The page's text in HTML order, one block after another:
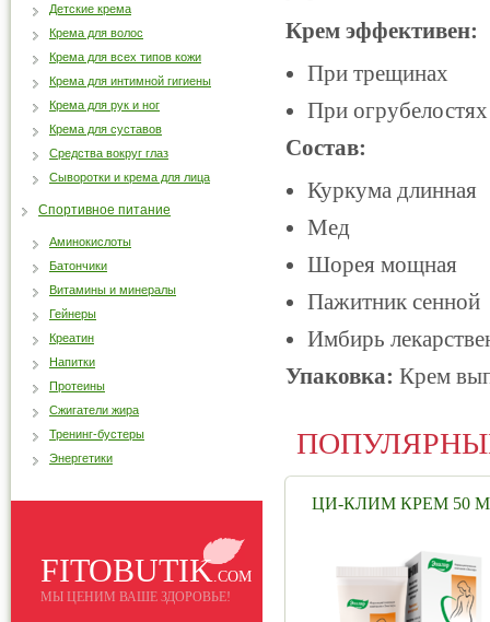
Крем эффективен:
При трещинах
При огрубелостях
Состав:
Куркума длинная
Мед
Шорея мощная
Пажитник сенной
Имбирь
Упаковка: Крем
ЦИ-КЛИМ КРЕМ 50
Детские крема
Крема для волос
Крема для всех типов кожи
Крема для интимной гигиены
Крема для рук и ног
Крема для суставов
Средства вокруг глаз
Сыворотки и крема для лица
Спортивное питание
Аминокислоты
Батончики
Витамины и минералы
Гейнеры
Креатин
Напитки
Протеины
Сжигатели жира
Тренинг-бустеры
Энергетики
FITOBUTIK.COM
МЫ ЦЕНИМ ВАШЕ ЗДОРОВЬЕ!